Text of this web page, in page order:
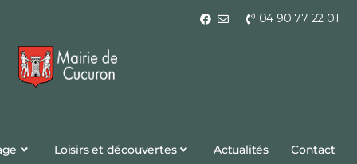
04 90 77 22 01
Loisirs et découvertes Actualités Contact